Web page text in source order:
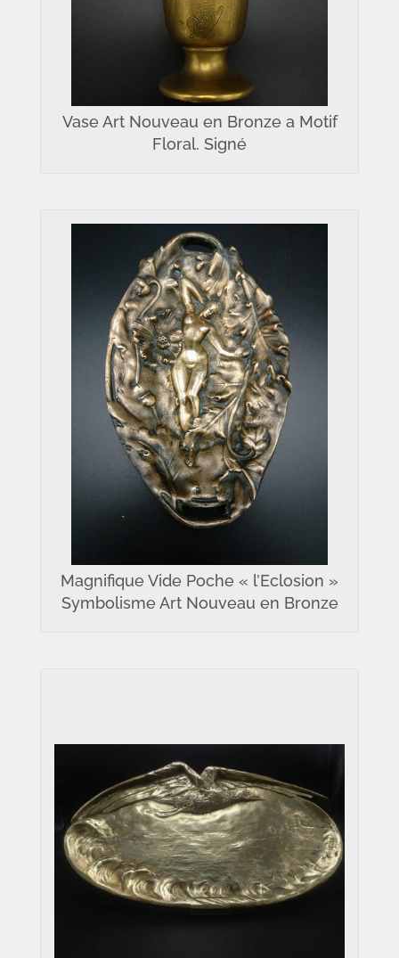
Vase Art Nouveau en Bronze a Motif
Floral. Signé
Magnifique Vide Poche « l’Eclosion »
Symbolisme Art Nouveau en Bronze